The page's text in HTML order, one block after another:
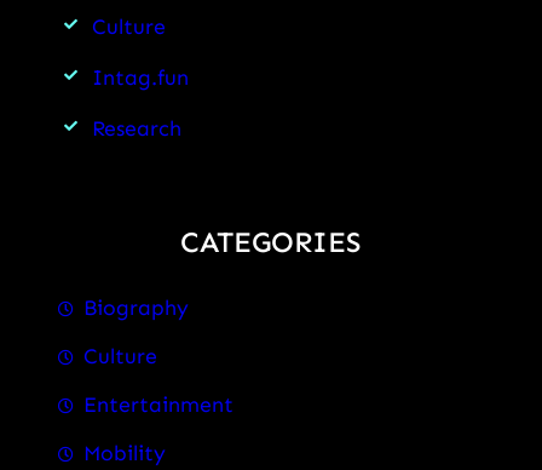
SUV
चर्चा?
Culture
Intag.fun
Research
CATEGORIES
Biography
Culture
Entertainment
Mobility